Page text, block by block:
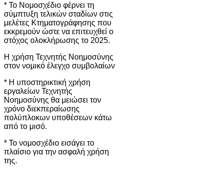
* Το Νομοσχέδιο φέρνει τη
σύμπτυξη τελικών σταδίων στις
μελέτες Κτηματογράφησης που
εκκρεμούν ώστε να επιτευχθεί ο
στόχος ολοκλήρωσης το 2025.
Η χρήση Τεχνητής Νοημοσύνης
στον νομικό έλεγχο συμβολαίων
* Η υποστηρικτική χρήση
εργαλείων Τεχνητής
Νοημοσύνης θα μειώσει τον
χρόνο διεκπεραίωσης
πολύπλοκων υποθέσεων κάτω
από το μισό.
* Το νομοσχέδιο εισάγει το
πλαίσιο για την ασφαλή χρήση
της.